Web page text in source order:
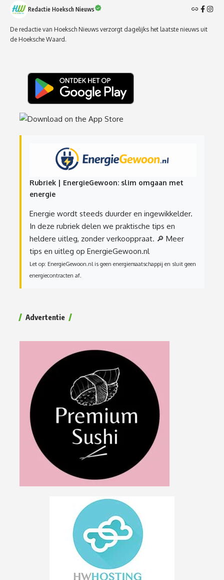
Redactie Hoeksch Nieuws
De redactie van Hoeksch Nieuws verzorgt dagelijks het laatste nieuws uit
de Hoeksche Waard.
Rubriek | EnergieGewoon: slim omgaan met
energie
Energie wordt steeds duurder en ingewikkelder.
In deze rubriek delen we praktische tips en
heldere uitleg, zonder verkooppraat. 🔎 Meer
tips en uitleg op EnergieGewoon.nl
Let op: EnergieGewoon.nl is geen energiemaatschappij en sluit geen
energiecontracten af.
Advertentie